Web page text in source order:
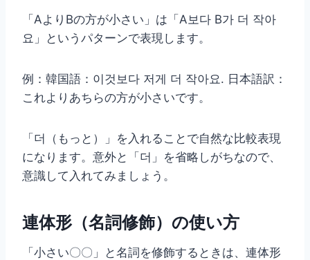
「AよりBの方が小さい」は「A보다 B가 더 작아
요」というパターンで表現します。
例：韓国語：이것보다 저게 더 작아요. 日本語訳：
これよりあちらの方が小さいです。
「더（もっと）」を入れることで自然な比較表現
になります。意外と「더」を省略しがちなので、
意識して入れてみましょう。
連体形（名詞修飾）の使い方
「小さい〇〇」と名詞を修飾するときは、連体形